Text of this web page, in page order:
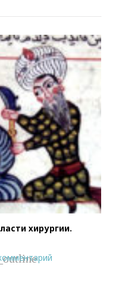
хирургии.